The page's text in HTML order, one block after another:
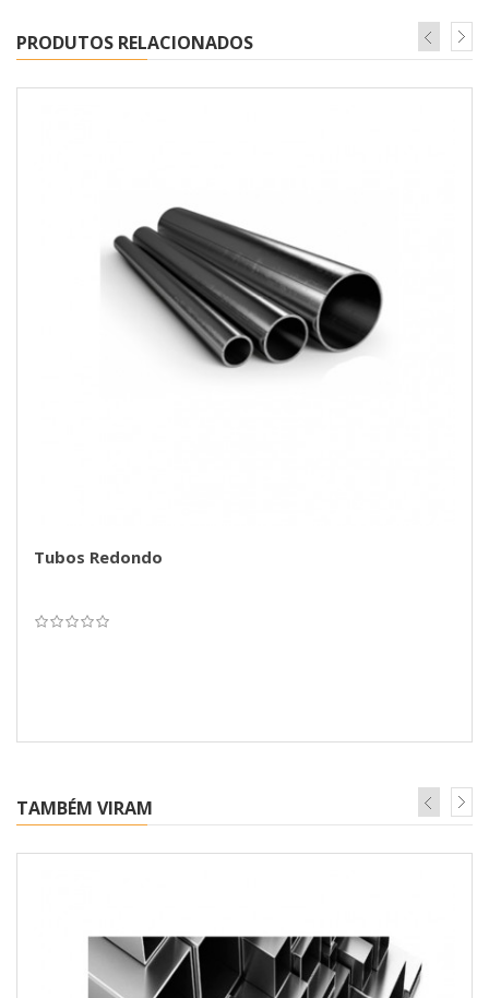
PRODUTOS RELACIONADOS
Tubos Redondo
TAMBÉM VIRAM